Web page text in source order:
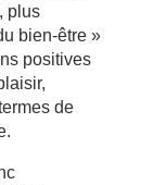
plus
bien-être »
positives
de